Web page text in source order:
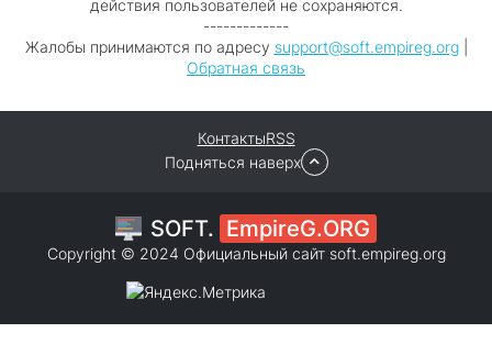
действия пользователей не сохраняются.
-------------
Жалобы принимаются по адресу support@soft.empireg.org|
Обратная связь
КонтактыRSS
Подняться наверх
SOFT. EmpireG.ORG
Copyright © 2024 Официальный сайт soft.empireg.org